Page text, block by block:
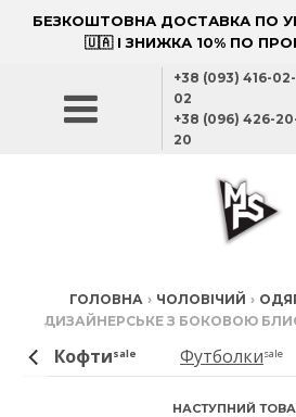
БЕЗКОШТОВНА ДОСТАВКА ПО
🇺🇦 І ЗНИЖКА 10% ПО
+38 (093) 416-02-
02
+38 (096) 426-
20
ГОЛОВНА › ЧОЛОВІЧИЙ ›
ДИЗАЙНЕРСЬКЕ З БОКОВОЮ
Кофтиsale Футболкиsale
НАСТУПНИЙ